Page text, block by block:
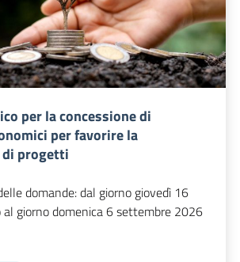
per la concessione di
per favorire la
di progetti
domande: dal giorno giovedì 16
giorno domenica 6 settembre 2026